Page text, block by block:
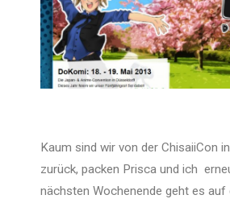
Kaum sind wir von der ChisaiiCon
zurück, packen Prisca und ich
nächsten Wochenende geht es auf